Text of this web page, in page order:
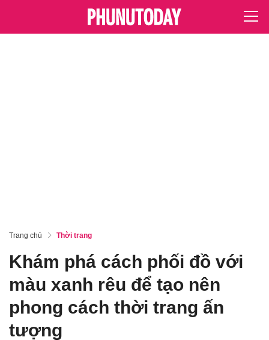
Trang chủ Thời trang
Khám phá cách phối đồ với
màu xanh rêu để tạo nên
phong cách thời trang ấn
tượng